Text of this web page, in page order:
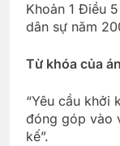
Khoản 1 Điều
dân sự năm
Từ khóa của
“Yêu cầu khởi
đóng góp vào
kế”.